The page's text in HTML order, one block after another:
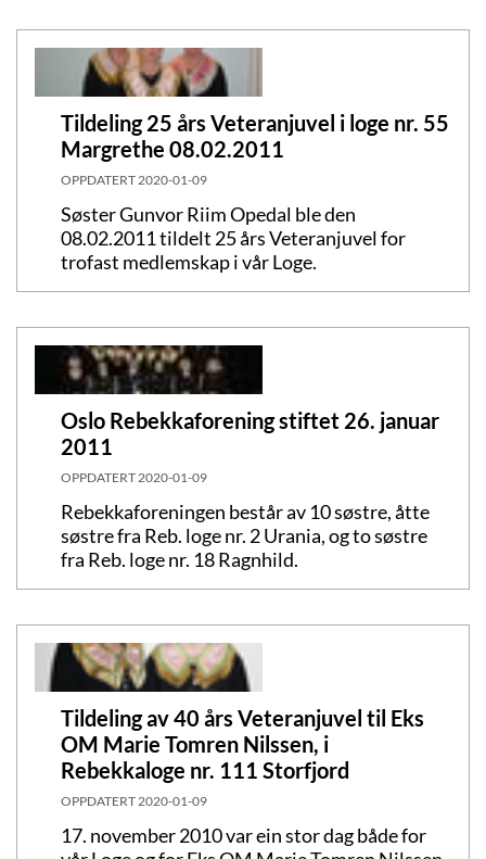
Tildeling 25 års Veteranjuvel i loge nr. 55
Margrethe 08.02.2011
OPPDATERT 2020-01-09
Søster Gunvor Riim Opedal ble den
08.02.2011 tildelt 25 års Veteranjuvel for
trofast medlemskap i vår Loge.
Oslo Rebekkaforening stiftet 26. januar
2011
OPPDATERT 2020-01-09
Rebekkaforeningen består av 10 søstre, åtte
søstre fra Reb. loge nr. 2 Urania, og to søstre
fra Reb. loge nr. 18 Ragnhild.
Tildeling av 40 års Veteranjuvel til Eks
OM Marie Tomren Nilssen, i
Rebekkaloge nr. 111 Storfjord
OPPDATERT 2020-01-09
17. november 2010 var ein stor dag både for